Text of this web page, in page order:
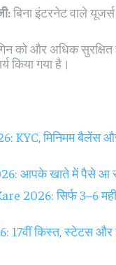
बिना इंटरनेट वाले
को और अधिक सुरक्षित
किया गया है।
KYC, मिनिमम बैलेंस
आपके खाते में पैसे आ
2026: सिर्फ 3–6
किस्त, स्टेटस और